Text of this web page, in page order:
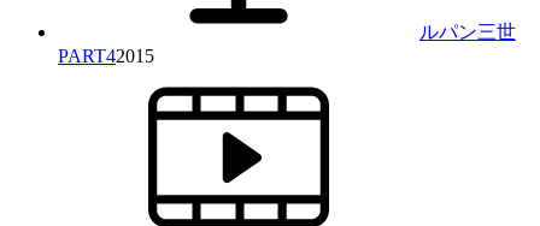
ルパン三世
PART42015